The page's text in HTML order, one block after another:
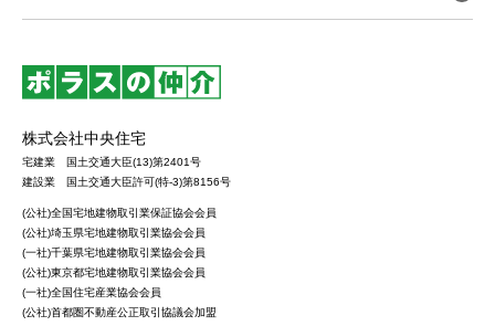
株式会社中央住宅
宅建業 国土交通大臣(13)第2401号
建設業 国土交通大臣許可(特-3)第8156号
(公社)全国宅地建物取引業保証協会会員
(公社)埼玉県宅地建物取引業協会会員
(一社)千葉県宅地建物取引業協会会員
(公社)東京都宅地建物取引業協会会員
(一社)全国住宅産業協会会員
(公社)首都圏不動産公正取引協議会加盟